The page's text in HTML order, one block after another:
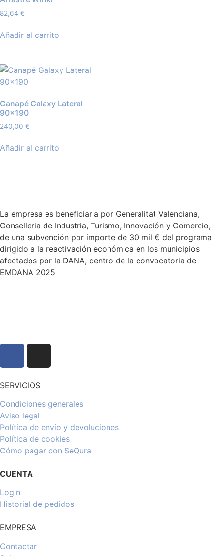
82,64 €
Añadir al carrito
Canapé Galaxy Lateral
90×190
240,00 €
Añadir al carrito
La empresa es beneficiaria por Generalitat Valenciana,
Conselleria de Industria, Turismo, Innovación y Comercio,
de una subvención por importe de 30 mil € del programa
dirigido a la reactivación económica en los municipios
afectados por la DANA, dentro de la convocatoria de
EMDANA 2025
SERVICIOS
Condiciones generales
Aviso legal
Política de envío y devoluciones
Política de cookies
Cómo pagar con SeQura
CUENTA
Login
Historial de pedidos
EMPRESA
Contactar